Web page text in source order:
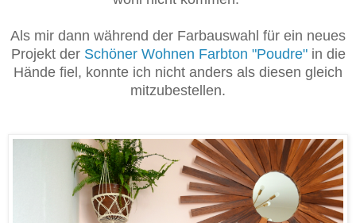
Als mir dann während der Farbauswahl für ein neues
Projekt der Schöner Wohnen Farbton "Poudre"in die
Hände fiel, konnte ich nicht anders als diesen gleich
mitzubestellen.